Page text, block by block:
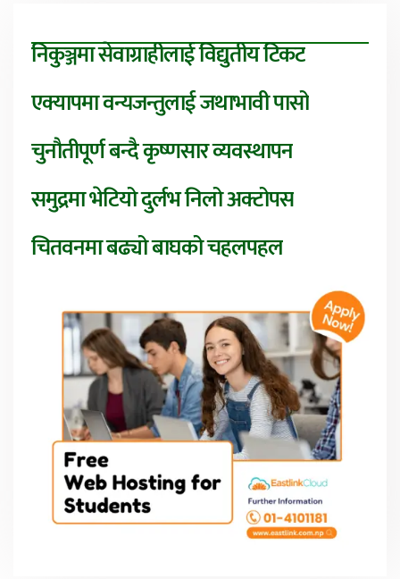
निकुञ्जमा सेवाग्राहीलाई विद्युतीय टिकट
एक्यापमा वन्यजन्तुलाई जथाभावी पासो
चुनौतीपूर्ण बन्दै कृष्णसार व्यवस्थापन
समुद्रमा भेटियो दुर्लभ निलो अक्टोपस
चितवनमा बढ्यो बाघको चहलपहल